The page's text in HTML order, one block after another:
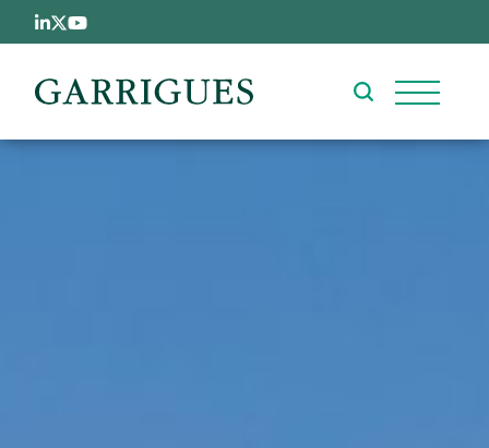
Pasar al contenido principal